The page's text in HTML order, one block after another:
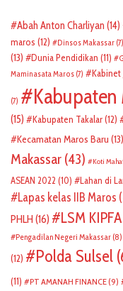
Abah Anton Charliyan (14)
maros (12) Dinsos Makassar (7)
(13)
Dunia Pendidikan (11)
Maminasata Maros (7) Kabinet
(7) Kabupaten
(15)
Kabupaten Takalar(12)
Kecamatan Maros Baru (13)
Makassar (43) Koti
ASEAN 2022 (10) Lahan di
Lapas kelas IIB Maros
PHLH (16) LSM KIPFA
Pengadilan Negeri Makassar (8)
(12)
Polda Sulsel
(11)
PT AMANAH FINANCE(9)